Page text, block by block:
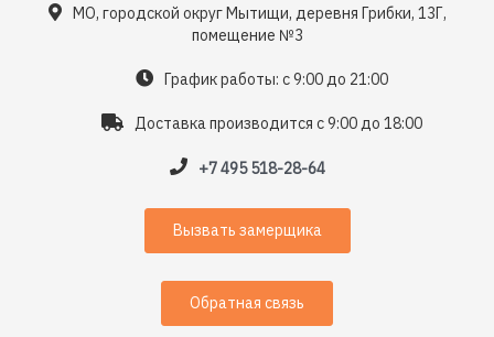
МО, городской округ Мытищи, деревня Грибки, 13Г,
помещение №3
График работы: с 9:00 до 21:00
Доставка производится с 9:00 до 18:00
+7 495 518-28-64
Вызвать замерщика
Обратная связь